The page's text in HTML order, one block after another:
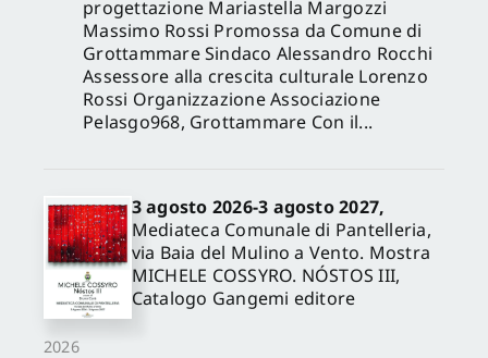
progettazione Mariastella Margozzi
Massimo Rossi Promossa da Comune di
Grottammare Sindaco Alessandro Rocchi
Assessore alla crescita culturale Lorenzo
Rossi Organizzazione Associazione
Pelasgo968, Grottammare Con il...
2026
3 agosto 2026-3 agosto 2027,
Mediateca Comunale di Pantelleria,
via Baia del Mulino a Vento. Mostra
MICHELE COSSYRO. NÓSTOS III,
Catalogo Gangemi editore